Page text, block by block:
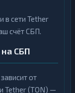
в сети Tether
счёт СБП.
СБП
от
Tether (TON) —